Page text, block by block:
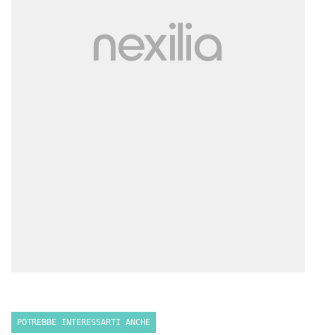
POTREBBE INTERESSARTI ANCHE